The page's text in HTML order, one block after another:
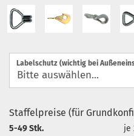
Labelschutz (wichtig bei
Staffelpreise (für
5-49 Stk.
je